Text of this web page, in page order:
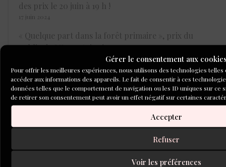
Gérer le consentement aux
Pour offrir les meilleures expériences, nous utilisons des technologies
accéder aux informations des appareils. Le fait de consentir à ces
données telles que le comportement de navigation ou les ID uniques sur ce
de retirer son consentement peut avoir un effet négatif sur certaines
Accepter
Refuser
Voir les préférences
des prix le 20 juin à 19 h !
17 juin 2024
« Quelque part dans la forêt primaire », prix du
public de L’Inventoire !
Les 14 lauréats du concours de poésie « Nuit(s) »
Aleph-Inventoire
3 juin 2024
« Nuit(s) » Éditions la Boucherie littéraire : d’Aleph
au Marché de la poésie
Les lauréats du concours « Nuit(s) », retour sur la